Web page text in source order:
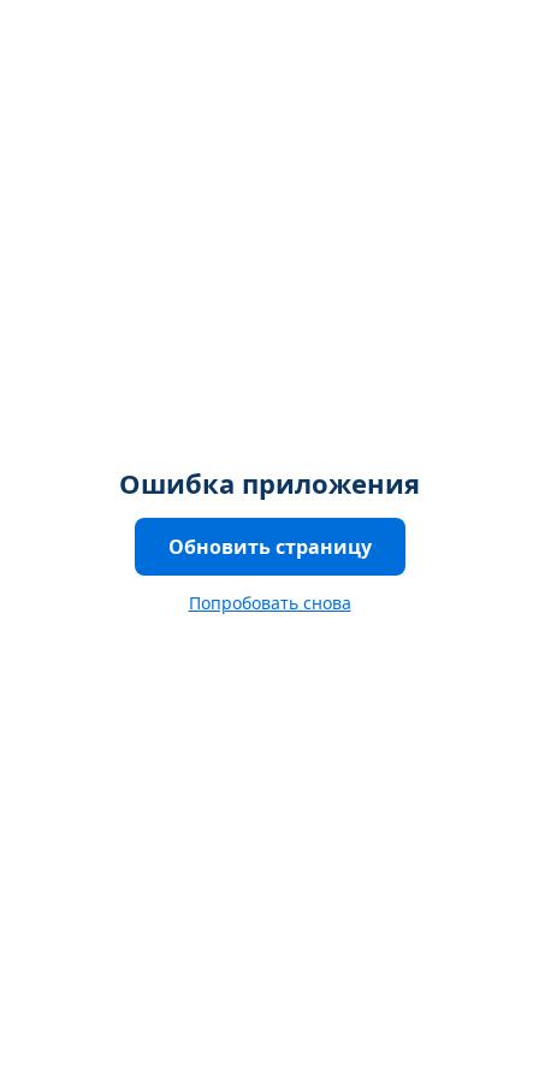
Ошибка приложения
Обновить страницу
Попробовать снова